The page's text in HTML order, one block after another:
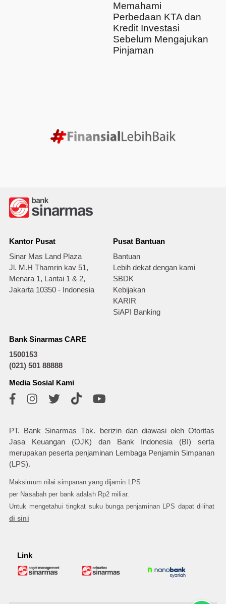
Memahami
Perbedaan KTA dan
Kredit Investasi
Sebelum Mengajukan
Pinjaman
Kantor Pusat
Sinar Mas Land Plaza
Jl. M.H Thamrin kav 51,
Menara 1, Lantai 1 & 2,
Jakarta 10350 - Indonesia
Pusat Bantuan
Bantuan
Lebih dekat dengan kami
SBDK
Kebijakan
KARIR
SiAPI Banking
Bank Sinarmas CARE
1500153
(021) 501 88888
Media Sosial Kami
PT. Bank Sinarmas Tbk. berizin dan diawasi oleh Otoritas
Jasa Keuangan (OJK) dan Bank Indonesia (BI) serta
merupakan peserta penjaminan Lembaga Penjamin Simpanan
(LPS).
Maksimum nilai simpanan yang dijamin LPS
per Nasabah per bank adalah Rp2 miliar.
Untuk mengetahui tingkat suku bunga penjaminan LPS dapat dilihat
di sini
Link